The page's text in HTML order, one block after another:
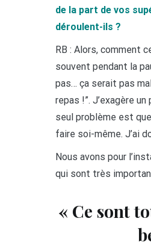
de la part de vos
déroulent-ils ?
RB : Alors, comment
souvent pendant la
pas… ça serait pas
repas !”. J’exagère
seul problème est
faire soi-même. J’ai
Nous avons pour
qui sont très
« Ce sont